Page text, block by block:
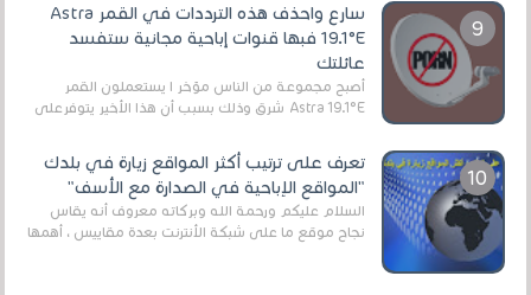
سارع واحذف هذه الترددات في القمر Astra
19.1°E فبها قنوات إباحية مجانية ستفسد
عائلتك
أصبح مجموعة من الناس مؤخر ا يستعملون القمر
Astra 19.1°E شرق وذلك بسبب أن هذا الأخير يتوفرعلى
تعرف على ترتيب أكثر المواقع زيارة في بلدك
"المواقع الإباحية في الصدارة مع الأسف"
السلام عليكم ورحمة الله وبركاته معروف أنه يقاس
نجاح موقع ما على شبكة الأنترنت بعدة مقاييس ، أهمها